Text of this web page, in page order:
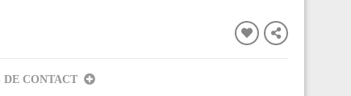
CONTACT